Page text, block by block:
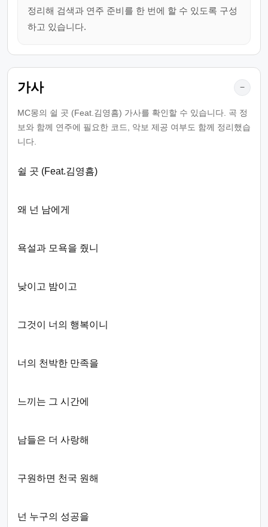
정리해 검색과 연주 준비를 한 번에 할 수 있도록 구성
하고 있습니다.
가사 −
MC몽의 쉴 곳 (Feat.김영흠) 가사를 확인할 수 있습니다. 곡 정
보와 함께 연주에 필요한 코드, 악보 제공 여부도 함께 정리했습
니다.
쉴 곳 (Feat.김영흠)
왜 넌 남에게
욕설과 모욕을 줬니
낮이고 밤이고
그것이 너의 행복이니
너의 천박한 만족을
느끼는 그 시간에
남들은 더 사랑해
구원하면 천국 원해
넌 누구의 성공을